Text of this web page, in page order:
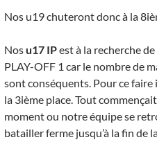
Nos u19 chuteront donc à la
Nosu17 IPest à la recherche
PLAY-OFF 1 car le nombre de
sont conséquents. Pour ce
la 3ième place. Tout
moment ou notre équipe se
batailler ferme jusqu’à la fin de